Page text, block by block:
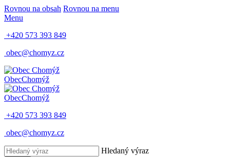
Rovnou na obsah Rovnou na menu
Menu
+420 573 393 849
obec@chomyz.cz
ObecChomýž
ObecChomýž
+420 573 393 849
obec@chomyz.cz
Hledaný výraz